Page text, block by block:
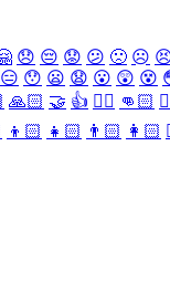
😞 😔 😟 😕 🙁 ☹️
😑 😯 😦 😧 😮 😲 😵
🙏🏻 🤝 👍 👎🏻 👊🏻
👦🏻 👧🏻 👨🏻 👩🏻